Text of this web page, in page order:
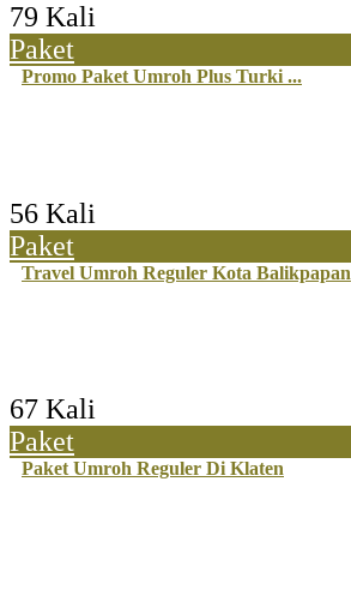
79 Kali
Paket
Promo Paket Umroh Plus Turki ...
56 Kali
Paket
Travel Umroh Reguler Kota Balikpapan
67 Kali
Paket
Paket Umroh Reguler Di Klaten